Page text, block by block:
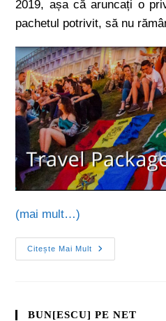
2019, așa că aruncați o
pachetul potrivit, să nu
(mai mult…)
Citește Mai Mult
BUN[ESCU] PE NET